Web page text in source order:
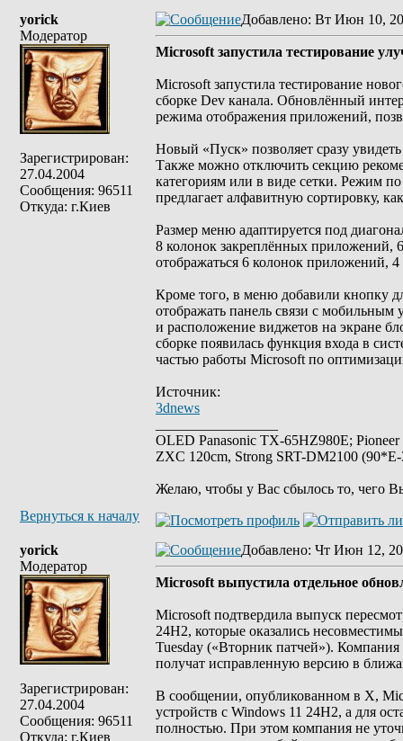
yorick
Модератор
Зарегистрирован:
27.04.2004
Сообщения: 96511
Откуда: г.Киев
Добавлено: Вт Июн 10,
Microsoft запустила тестирование
Microsoft запустила тестирование
сборке Dev канала. Обновлённый
режима отображения приложений,
Новый «Пуск» позволяет сразу
Также можно отключить секцию
категориям или в виде сетки. Режим
предлагает алфавитную сортировку,
Размер меню адаптируется под
8 колонок закреплённых приложений,
отображаться 6 колонок приложений,
Кроме того, в меню добавили кнопку
отображать панель связи с мобильным
и расположение виджетов на экране
сборке появилась функция входа в
частью работы Microsoft по
Источник:
3dnews
OLED Panasonic TX-65HZ980E;
ZXC 120cm, Strong SRT-DM2100
Желаю, чтобы у Вас сбылось то, чего
Вернуться к началу
yorick
Модератор
Зарегистрирован:
27.04.2004
Сообщения: 96511
Откуда: г.Киев
Добавлено: Чт Июн 12,
Microsoft выпустила отдельное
Microsoft подтвердила выпуск
24H2, которые оказались
Tuesday («Вторник патчей»). Компания
получат исправленную версию в
В сообщении, опубликованном в X,
устройств с Windows 11 24H2, а для
полностью. При этом компания не